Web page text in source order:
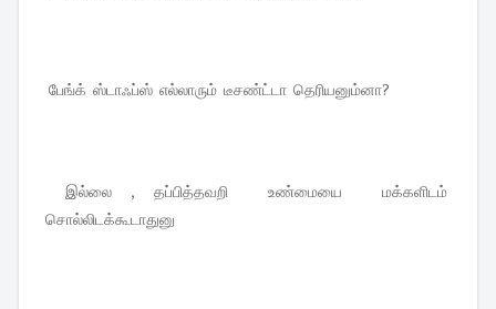
பேங்க் ஸ்டாஃப்ஸ் எல்லாரும் டீசண்ட்டா தெரியனும்னா?
இல்லை , தப்பித்தவறி உண்மையை மக்களிடம்
சொல்லிடக்கூடாதுனு